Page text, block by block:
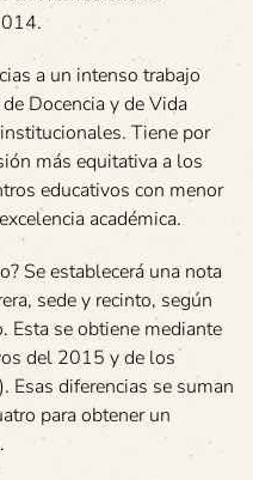
a un intenso trabajo
Docencia y de Vida
Tiene por
más equitativa a los
educativos con menor
académica.
Se establecerá una nota
sede y recinto, según
Esta se obtiene mediante
del 2015 y de los
Esas diferencias se suman
para obtener un